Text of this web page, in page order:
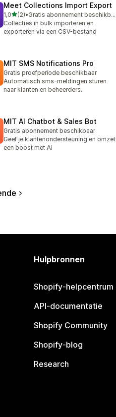
Meet Collections Import Export
1,0van 5 sterren
(2)
2 recensies in totaal
•
Gratis abonnement beschikbaar
Collecties in bulk importeren en
exporteren via een CSV-bestand
MIT SMS Notifications Pro
Gratis proefperiode beschikbaar
Automatisch sms-meldingen sturen
naar klanten en beheerders.
MIT AI Chatbot & Sales Bot
Gratis abonnement beschikbaar
Geef je klantenondersteuning en omzet
een boost met AI
Hulpbronnen
Shopify-helpcentrum
API-documentatie
Shopify Community
Shopify-blog
Research